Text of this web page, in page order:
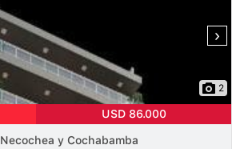
›
2
USD 86.000
Necochea y Cochabamba